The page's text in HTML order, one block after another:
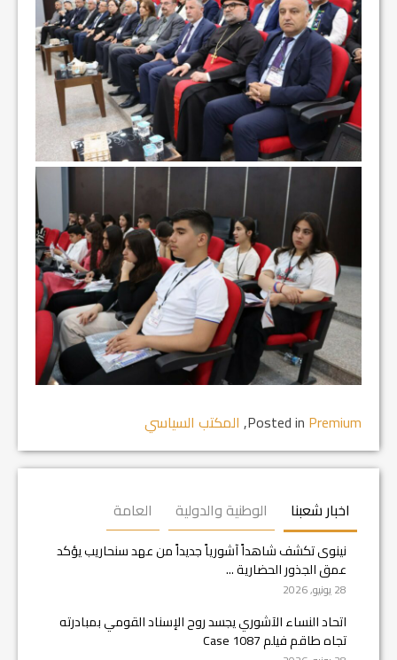
Posted in Premium
, المكتب السياسي
اخبار شعبنا الوطنية والدولية العامة
نينوى تكشف شاهداً آشورياً جديداً من عهد سنحاريب يؤكد
عمق الجذور الحضارية ...
28 يونيو, 2026
اتحاد النساء الآشوري يجسد روح الإسناد القومي بمبادرته
تجاه طاقم فيلم Case 1087